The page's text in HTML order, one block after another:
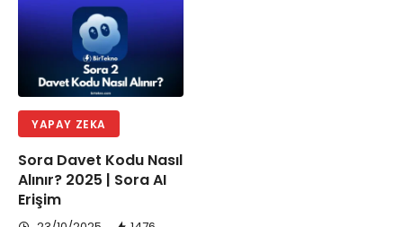
YAPAY ZEKA
Sora Davet Kodu Nasıl
Alınır? 2025 | Sora AI
Erişim